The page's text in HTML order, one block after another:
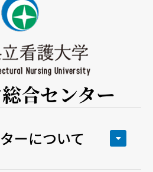
合センター
ーについて